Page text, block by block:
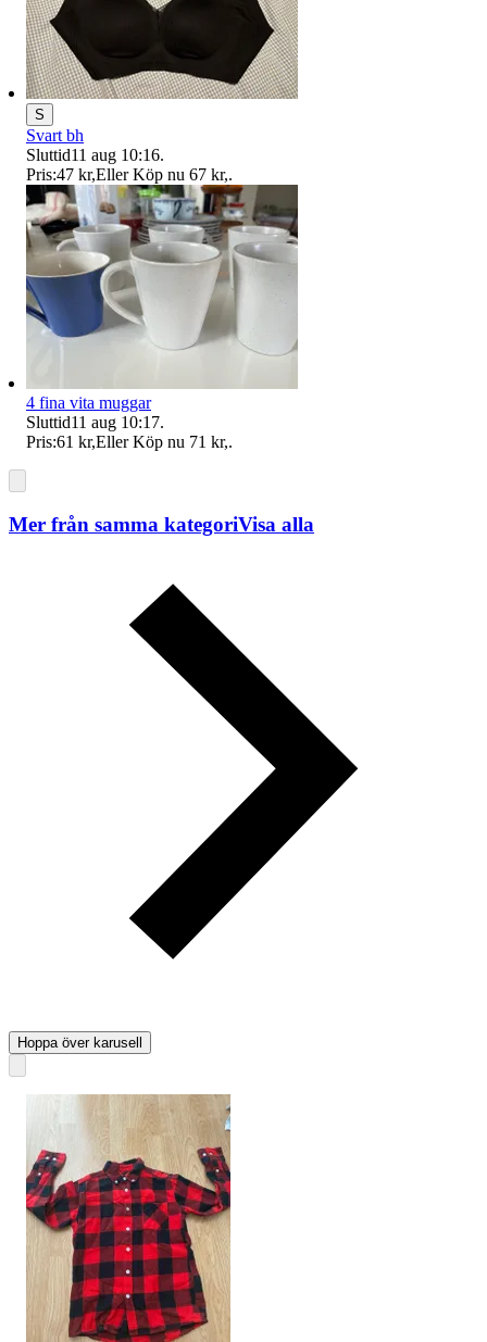
S
Svart bh
Sluttid11 aug 10:16.
Pris:47 kr,Eller Köp nu 67 kr,.
4 fina vita muggar
Sluttid11 aug 10:17.
Pris:61 kr,Eller Köp nu 71 kr,.
Mer från samma kategoriVisa alla
Hoppa över karusell